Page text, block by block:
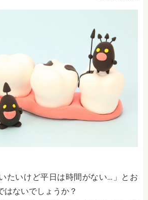
たいけど平日は時間がない…」とお
はないでしょうか？